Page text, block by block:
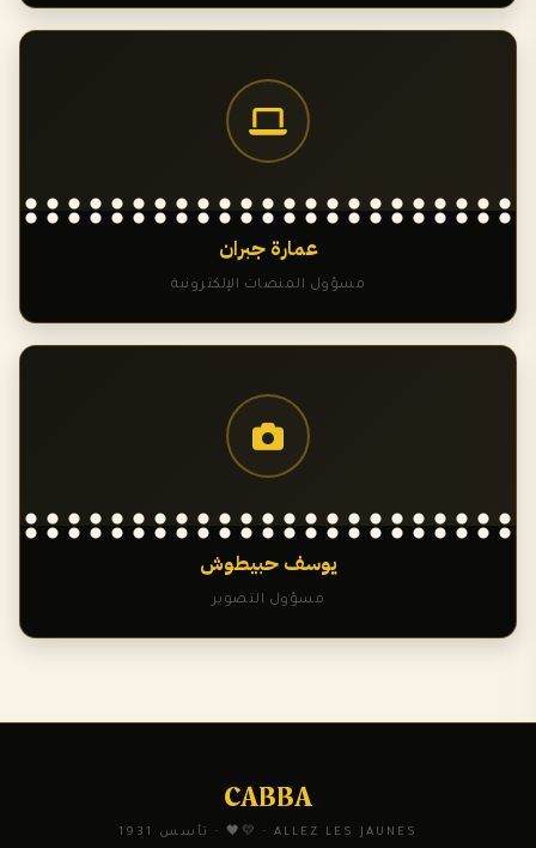
عمارة جبران
مسؤول المنصات الإلكترونية
يوسف حبيطوش
مسؤول التصوير
CABBA
ALLEZ LES JAUNES · 💛🖤 · تأسس 1931